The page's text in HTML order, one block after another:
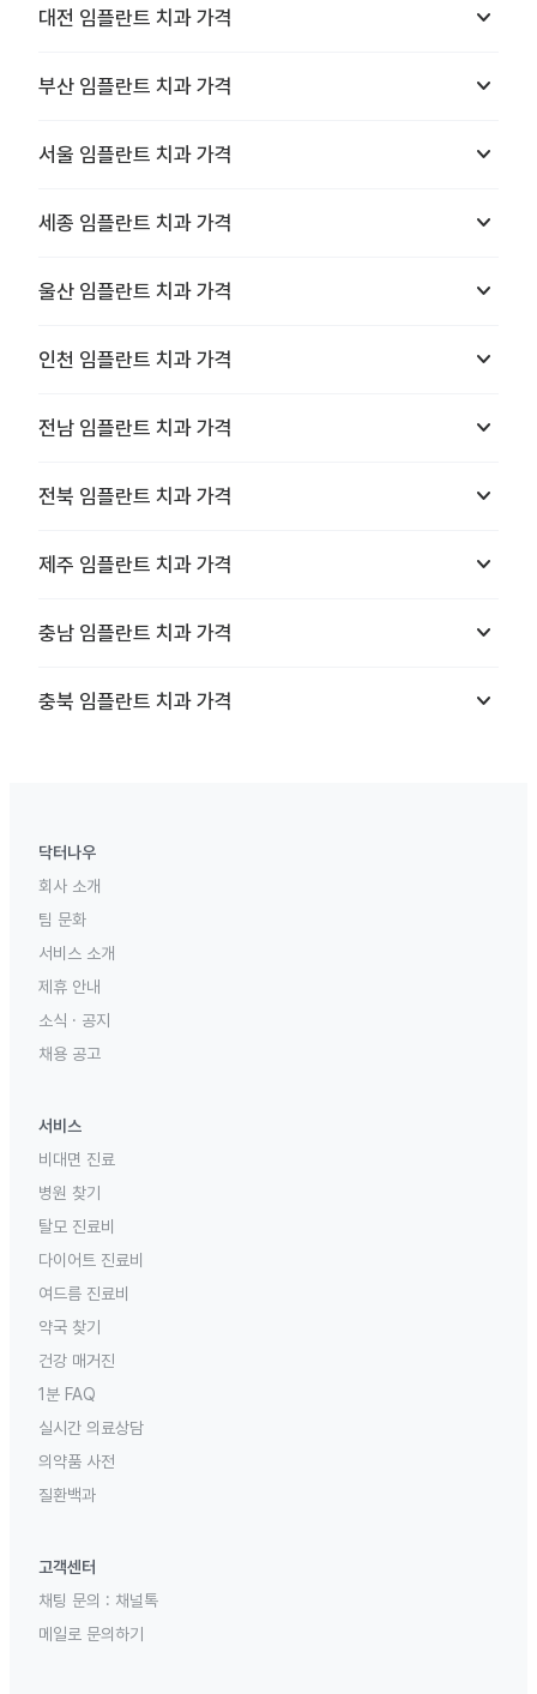
대전 임플란트 치과 가격 keyboard_arrow_down
부산 임플란트 치과 가격 keyboard_arrow_down
서울 임플란트 치과 가격 keyboard_arrow_down
세종 임플란트 치과 가격 keyboard_arrow_down
울산 임플란트 치과 가격 keyboard_arrow_down
인천 임플란트 치과 가격 keyboard_arrow_down
전남 임플란트 치과 가격 keyboard_arrow_down
전북 임플란트 치과 가격 keyboard_arrow_down
제주 임플란트 치과 가격 keyboard_arrow_down
충남 임플란트 치과 가격 keyboard_arrow_down
충북 임플란트 치과 가격 keyboard_arrow_down
닥터나우
회사 소개
팀 문화
서비스 소개
제휴 안내
소식 · 공지
채용 공고
서비스
비대면 진료
병원 찾기
탈모 진료비
다이어트 진료비
여드름 진료비
약국 찾기
건강 매거진
1분 FAQ
실시간 의료상담
의약품 사전
질환백과
고객센터
채팅 문의 : 채널톡
메일로 문의하기